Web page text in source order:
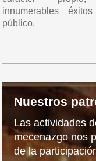
innumerables
público.
Nuestros
Las actividades
mecenazgo nos
de la